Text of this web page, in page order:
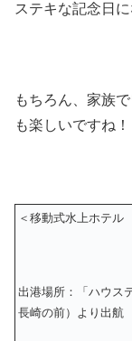
ステキな記念日
もちろん、家族
も楽しいですね！
＜移動式水上ホテ
出港場所：「ハウス
長崎の前）より出航